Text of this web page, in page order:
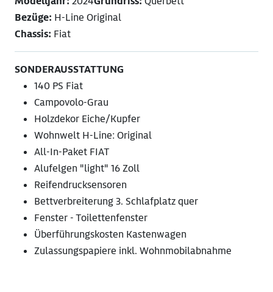
Bezüge: H-Line Original
Chassis: Fiat
SONDERAUSSTATTUNG
140 PS Fiat
Campovolo-Grau
Holzdekor Eiche/Kupfer
Wohnwelt H-Line: Original
All-In-Paket FIAT
Alufelgen "light" 16 Zoll
Reifendrucksensoren
Bettverbreiterung 3. Schlafplatz quer
Fenster - Toilettenfenster
Überführungskosten Kastenwagen
Zulassungspapiere inkl. Wohnmobilabnahme